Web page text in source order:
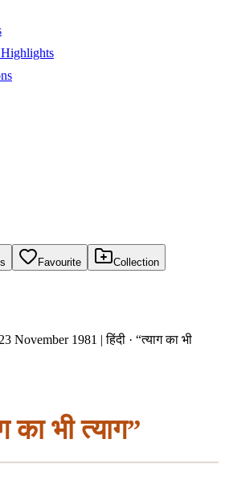
Favourite Collection
23 November 1981 | हिंदी · “त्याग का भी
का भी त्याग”